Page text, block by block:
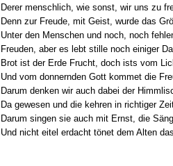
Derer menschlich, wie sonst, wir uns zu
Denn zur Freude, mit Geist, wurde das
Unter den Menschen und noch, noch
Freuden, aber es lebt stille noch einiger
Brot ist der Erde Frucht, doch ists vom
Und vom donnernden Gott kommet die
Darum denken wir auch dabei der
Da gewesen und die kehren in richtiger
Darum singen sie auch mit Ernst, die
Und nicht eitel erdacht tönet dem Alten